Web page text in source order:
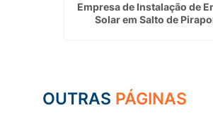
Empresa de Instalação de
Solar em Salto de
OUTRAS PÁGINAS